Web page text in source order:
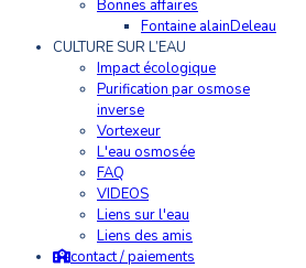
Bonnes affaires
Fontaine alainDeleau
CULTURE SUR L’EAU
Impact écologique
Purification par osmose
inverse
Vortexeur
L'eau osmosée
FAQ
VIDEOS
Liens sur l'eau
Liens des amis
contact / paiements